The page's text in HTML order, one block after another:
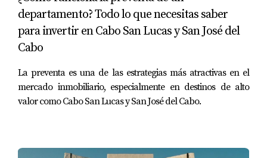
departamento? Todo lo que necesitas saber
para invertir en Cabo San Lucas y San José del
Cabo
La preventa es una de las estrategias más atractivas en el
mercado inmobiliario, especialmente en destinos de alto
valor como Cabo San Lucas y San José del Cabo.